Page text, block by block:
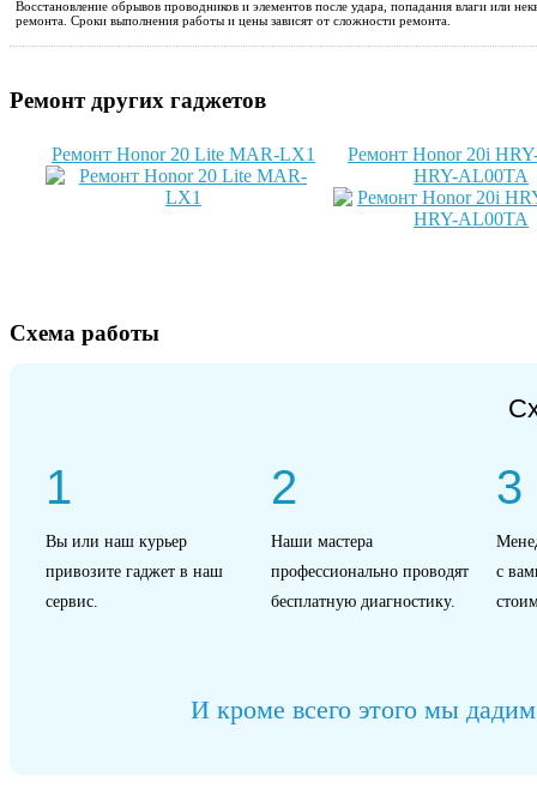
Восстановление обрывов проводников и элементов после удара, попадания влаги или
ремонта. Сроки выполнения работы и цены зависят от сложности ремонта.
Ремонт других гаджетов
Ремонт Honor 20 Lite MAR-LX1
Ремонт Honor 20i
HRY-AL00TA
Схема работы
1
Вы или наш курьер
привозите гаджет в наш
сервис.
2
Наши мастера
профессионально проводят
бесплатную диагностику.
3
с
И кроме всего этого мы